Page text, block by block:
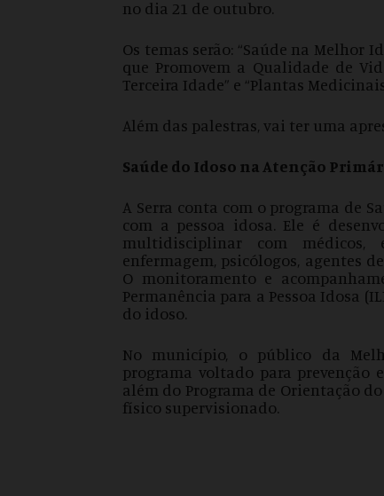
no dia 21 de outubro.
Os temas serão: “Saúde na Melhor
que Promovem a Qualidade de
Terceira Idade” e “Plantas
Além das palestras, vai ter uma
Saúde do Idoso na Atenção
A Serra conta com o programa de
com a pessoa idosa. Ele é
multidisciplinar com médicos,
enfermagem, psicólogos, agentes
O monitoramento e
Permanência para a Pessoa Idosa
do idoso.
No município, o público da
programa voltado para
além do Programa de Orientação
físico supervisionado.